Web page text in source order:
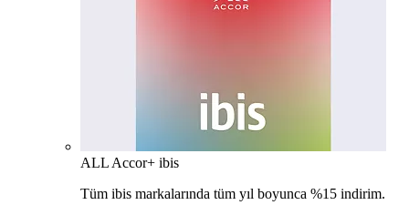
ALL Accor+ ibis
Tüm ibis markalarında tüm yıl boyunca %15 indirim.